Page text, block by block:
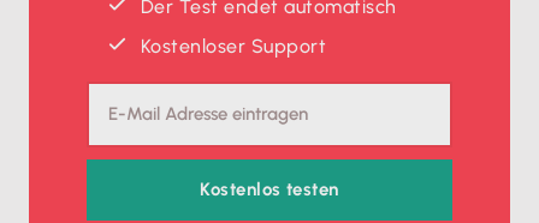
Der Test endet automatisch
Kostenloser Support
Kostenlos testen